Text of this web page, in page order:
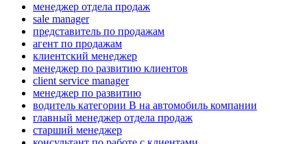
менеджер отдела продаж
sale manager
представитель по продажам
агент по продажам
клиентский менеджер
менеджер по развитию клиентов
client service manager
менеджер по развитию
водитель категории B на автомобиль компании
главный менеджер отдела продаж
старший менеджер